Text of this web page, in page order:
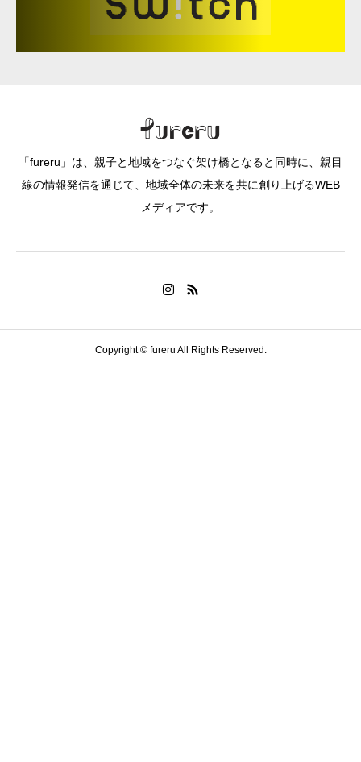
「fureru」は、親子と地域をつなぐ架け橋となると同時に、親目
線の情報発信を通じて、地域全体の未来を共に創り上げるWEB
メディアです。
Copyright © fureru All Rights Reserved.